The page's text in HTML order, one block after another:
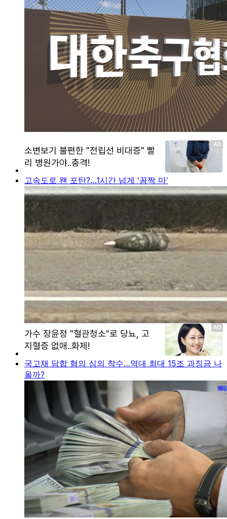
고속도로 왠 포탄?…1시간 넘게 '꼼짝 마'
국고채 담합 혐의 심의 착수…역대 최대 15조 과징금 나
올까?